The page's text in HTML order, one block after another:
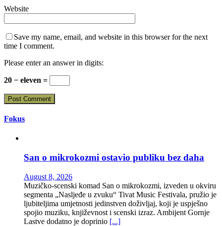
Website
Save my name, email, and website in this browser for the next
time I comment.
Please enter an answer in digits:
20 − eleven =
Fokus
San o mikrokozmi ostavio publiku bez daha
August 8, 2026
Muzičko-scenski komad San o mikrokozmi, izveden u okviru
segmenta „Nasljeđe u zvuku“ Tivat Music Festivala, pružio je
ljubiteljima umjetnosti jedinstven doživljaj, koji je uspješno
spojio muziku, književnost i scenski izraz. Ambijent Gornje
Lastve dodatno je doprinio [...]